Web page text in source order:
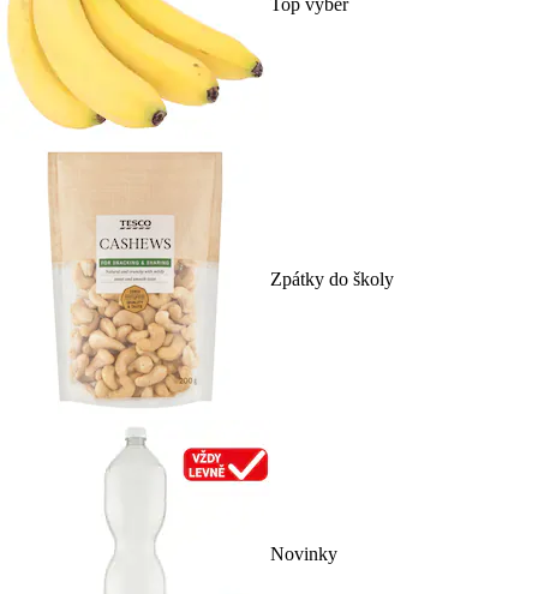
Top výběr
Zpátky do školy
Novinky